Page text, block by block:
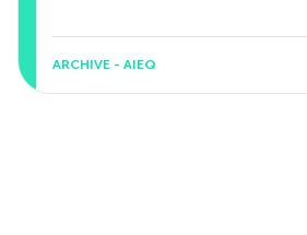
ARCHIVE - AIEQ